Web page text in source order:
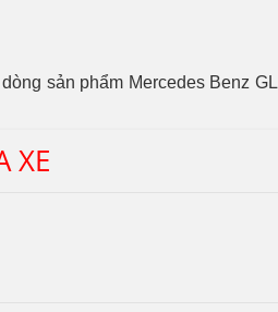
sản phẩm Mercedes Benz
XE